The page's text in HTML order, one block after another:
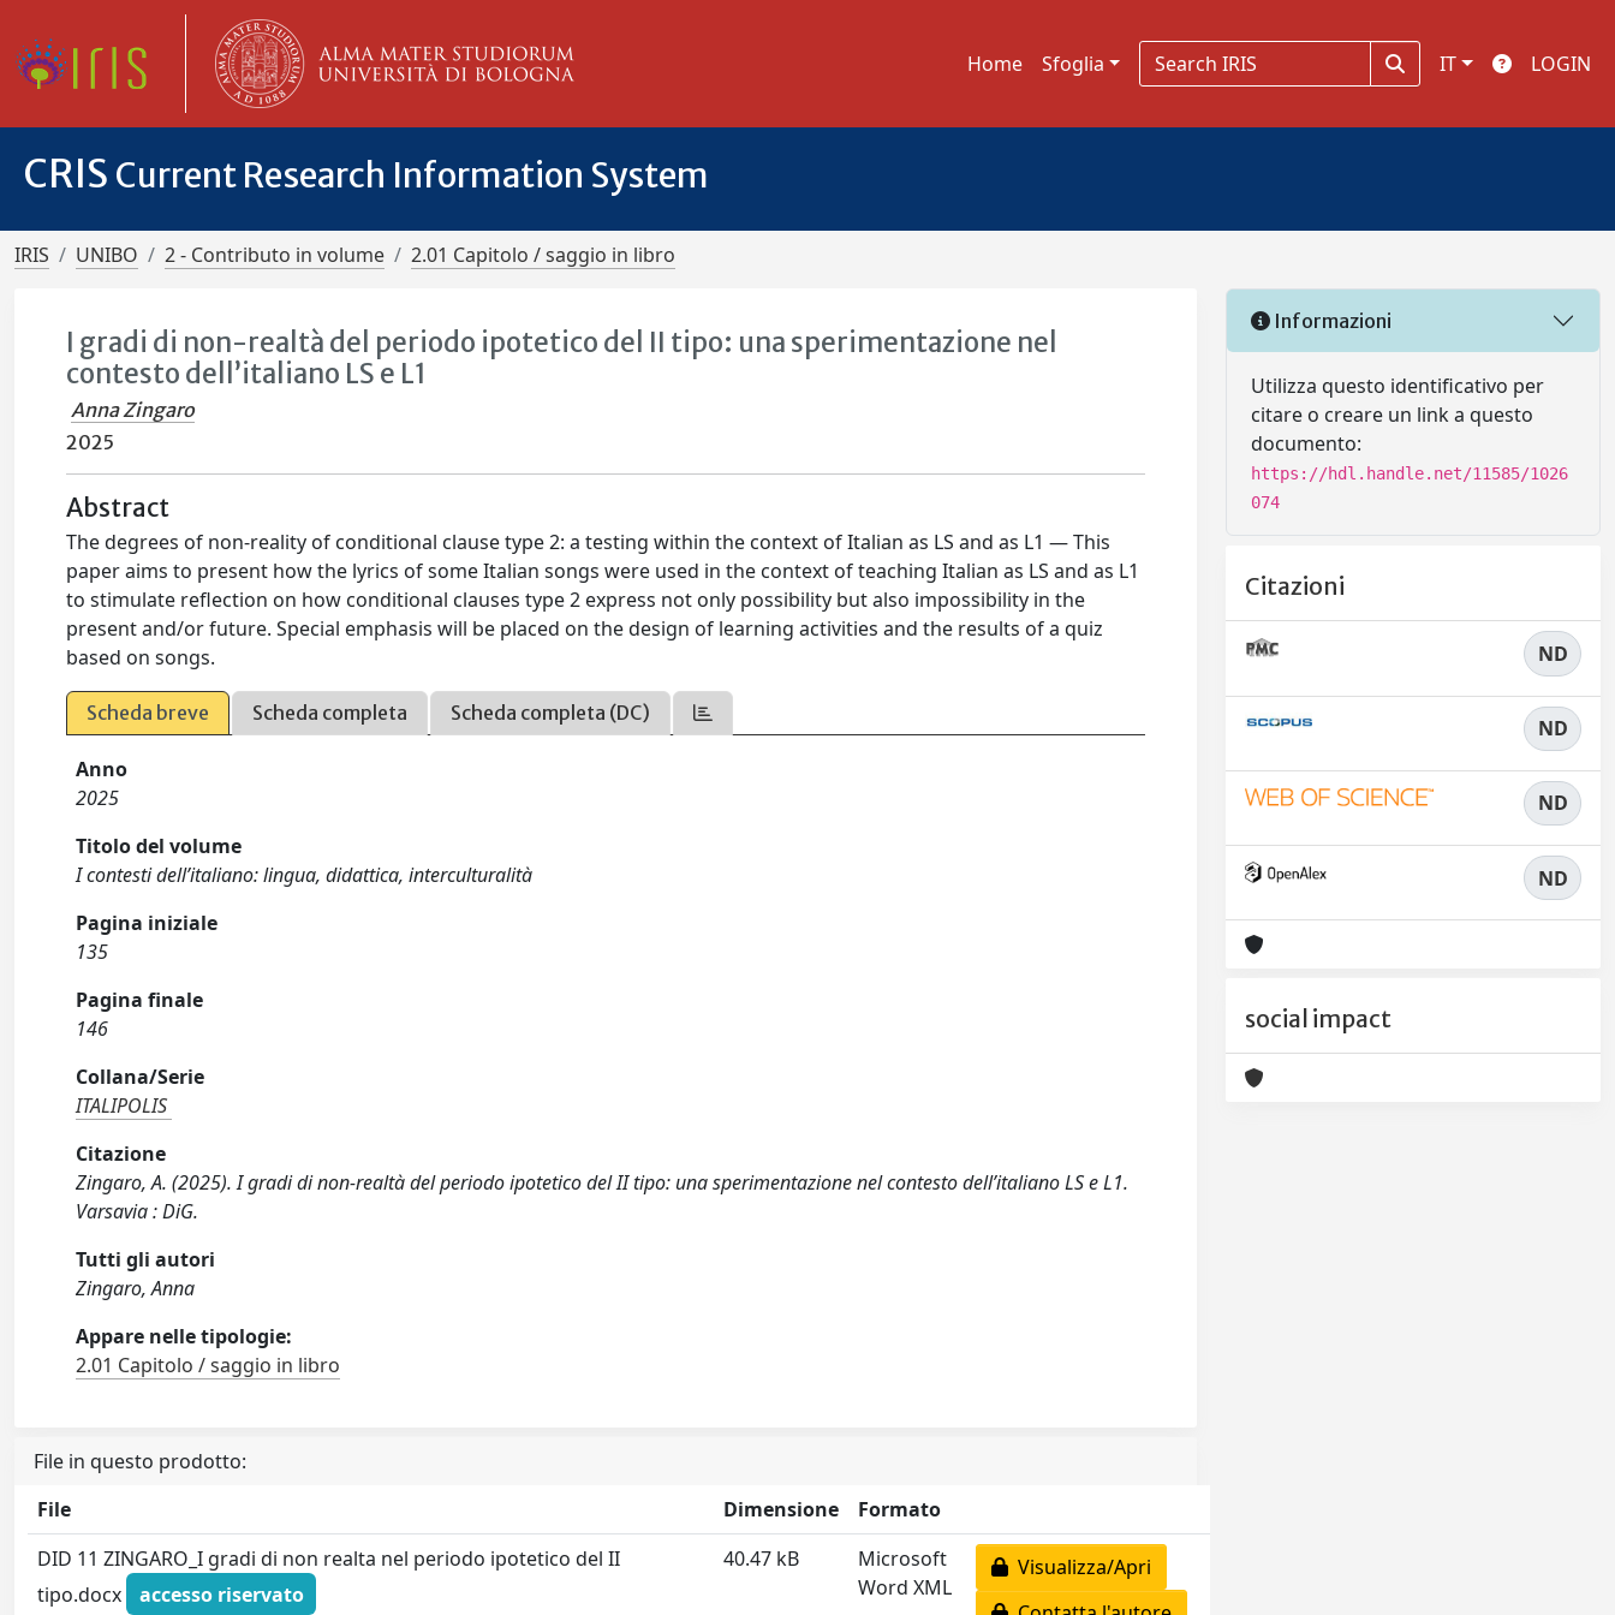
Home Sfoglia IT LOGIN
CRIS Current Research Information System
IRIS UNIBO 2 - Contributo in volume 2.01 Capitolo / saggio in libro
I gradi di non-realtà del periodo ipotetico del II tipo: una sperimentazione nel
contesto dell’italiano LS e L1
Anna Zingaro
2025
Abstract
The degrees of non-reality of conditional clause type 2: a testing within the context of Italian as LS and as L1 — This
paper aims to present how the lyrics of some Italian songs were used in the context of teaching Italian as LS and as L1
to stimulate reflection on how conditional clauses type 2 express not only possibility but also impossibility in the
present and/or future. Special emphasis will be placed on the design of learning activities and the results of a quiz
based on songs.
Scheda breve Scheda completa Scheda completa (DC)
Anno
2025
Titolo del volume
I contesti dell’italiano: lingua, didattica, interculturalità
Pagina iniziale
135
Pagina finale
146
Collana/Serie
ITALIPOLIS
Citazione
Zingaro, A. (2025). I gradi di non-realtà del periodo ipotetico del II tipo: una sperimentazione nel contesto dell’italiano LS e L1.
Varsavia : DiG.
Tutti gli autori
Zingaro, Anna
Appare nelle tipologie:
2.01 Capitolo / saggio in libro
File in questo prodotto:
File
Dimensione
Formato
DID 11 ZINGARO_I gradi di non realta nel periodo ipotetico del II
tipo.docx
accesso riservato
40.47 kB
Microsoft
Word XML
Visualizza/Apri
Informazioni
Utilizza questo identificativo per
citare o creare un link a questo
documento:
https://hdl.handle.net/11585/1026
074
Citazioni
ND
ND
ND
ND
social impact